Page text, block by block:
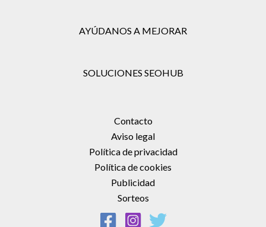
AYÚDANOS A MEJORAR
SOLUCIONES SEOHUB
Contacto
Aviso legal
Política de privacidad
Política de cookies
Publicidad
Sorteos